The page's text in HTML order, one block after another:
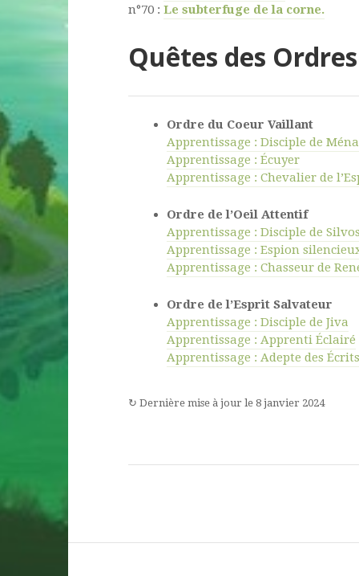
n°70 : Le subterfuge de la corne.
Quêtes des Ordres
Ordre du Coeur Vaillant
Apprentissage : Disciple de
Apprentissage : Écuyer
Apprentissage : Chevalier de
Ordre de l’Oeil Attentif
Apprentissage : Disciple de
Apprentissage : Espion
Apprentissage : Chasseur de
Ordre de l’Esprit Salvateur
Apprentissage : Disciple de Jiva
Apprentissage : Apprenti Éclairé
Apprentissage : Adepte des Écrits
↻ Dernière mise à jour le 8 janvier 2024